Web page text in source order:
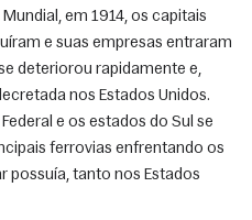
em 1914, os capitais
e suas empresas entraram
deteriorou rapidamente e,
nos Estados Unidos.
e os estados do Sul se
ferrovias enfrentando os
possuía, tanto nos Estados